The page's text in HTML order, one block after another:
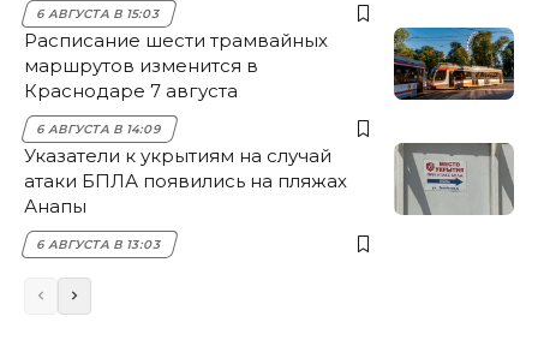
6 АВГУСТА В 15:03
Расписание шести трамвайных
маршрутов изменится в
Краснодаре 7 августа
6 АВГУСТА В 14:09
Указатели к укрытиям на случай
атаки БПЛА появились на пляжах
Анапы
6 АВГУСТА В 13:03